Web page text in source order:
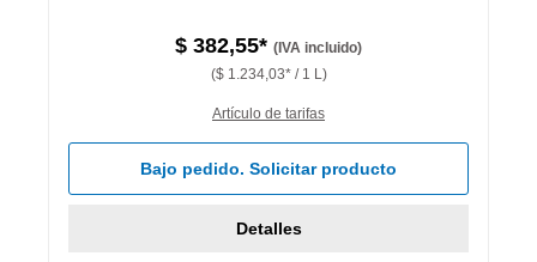
$ 382,55* (IVA incluido)
($ 1.234,03* / 1 L)
Artículo de tarifas
Bajo pedido. Solicitar producto
Detalles